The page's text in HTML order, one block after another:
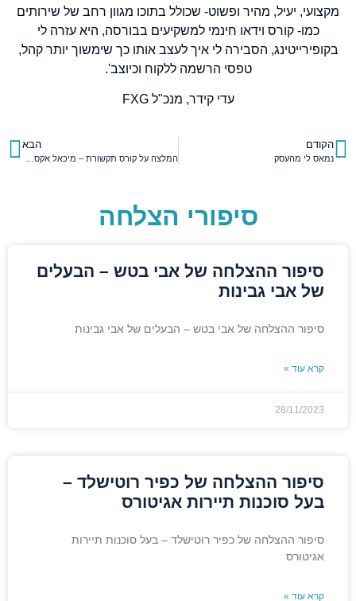
מקצועי, יעיל, מהיר ופשוט- שכולל בתוכו מגוון רחב של שירותים
כמו- קורס וידאו חינמי למשקיעים בבורסה, היא עזרה לי
בקופירייטינג, הסבירה לי איך לעצב אותו כך שימשוך יותר קהל,
טפסי הרשמה ללקוח וכיוצב'.
עדי קידר, מנכ"ל FXG
הקודם
נמאס לי מהעסק
הבא
סיפורי הצלחה
סיפור ההצלחה של אבי בטש – הבעלים
של אבי גבינות
סיפור ההצלחה של אבי בטש – הבעלים של אבי גבינות
קרא עוד »
28/11/2023
סיפור ההצלחה של כפיר רוטישלד –
בעל סוכנות תיירות אגיטורס
סיפור ההצלחה של כפיר רוטישלד – בעל סוכנות תיירות
אגיטורס
קרא עוד »